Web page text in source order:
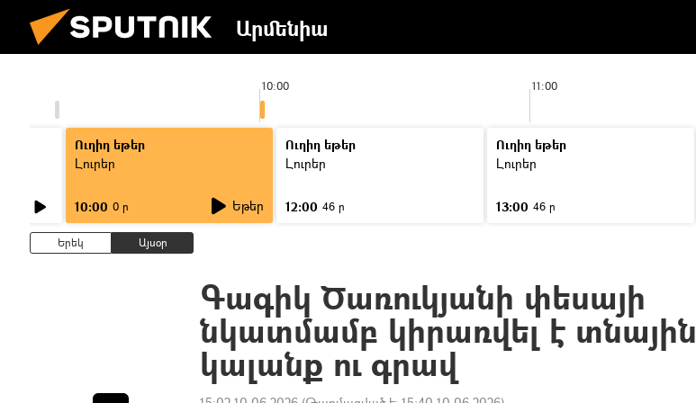
Արմենիա
10:00 11:00
Ուղիղ եթեր
Լուրեր
10:00 0 ր Եթեր
Ուղիղ եթեր
Լուրեր
12:00 46 ր
Ուղիղ եթեր
Լուրեր
13:00 46 ր
Երեկ Այսօր
Գագիկ Ծառուկյանի փեսայի
նկատմամբ կիրառվել է տնային
կալանք ու գրավ